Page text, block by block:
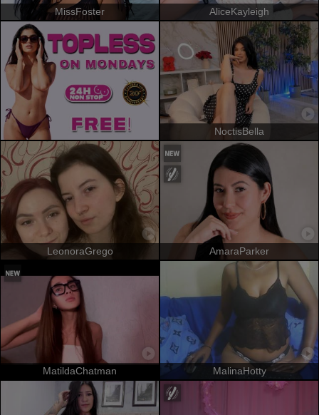
MissFoster AliceKayleigh
NoctisBella
LeonoraGrego AmaraParker
MatildaChatman MalinaHotty